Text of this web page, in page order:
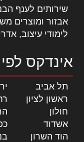
שירותים לענף
אבזור ומוצרים
לימודי עיצוב,
אינדקס
תל אביב
ראשון לציון
חולון
אשדוד
הוד השרון